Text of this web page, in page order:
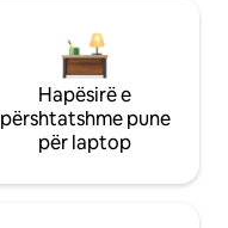
Hapësirë e
përshtatshme pune
për laptop